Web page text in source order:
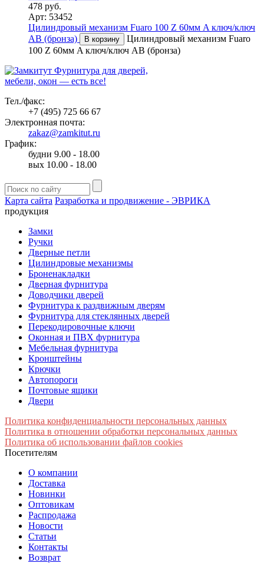
478 руб.
Арт: 53452
Цилиндровый механизм Fuaro 100 Z 60мм A ключ/ключ
AB (бронза)
В корзину
Цилиндровый механизм Fuaro
100 Z 60мм A ключ/ключ AB (бронза)
Фурнитура для дверей,
мебели, окон — есть все!
Тел./факс:
+7 (495) 725 66 67
Электронная почта:
zakaz@zamkitut.ru
График:
будни 9.00 - 18.00
вых 10.00 - 18.00
Карта сайта Разработка и продвижение - ЭВРИКА
продукция
Замки
Ручки
Дверные петли
Цилиндровые механизмы
Броненакладки
Дверная фурнитура
Доводчики дверей
Фурнитура к раздвижным дверям
Фурнитура для стеклянных дверей
Перекодировочные ключи
Оконная и ПВХ фурнитура
Мебельная фурнитура
Кронштейны
Крючки
Автопороги
Почтовые ящики
Двери
Политика конфиденциальности персональных данных
Политика в отношении обработки персональных данных
Политика об использовании файлов cookies
Посетителям
О компании
Доставка
Новинки
Оптовикам
Распродажа
Новости
Статьи
Контакты
Возврат